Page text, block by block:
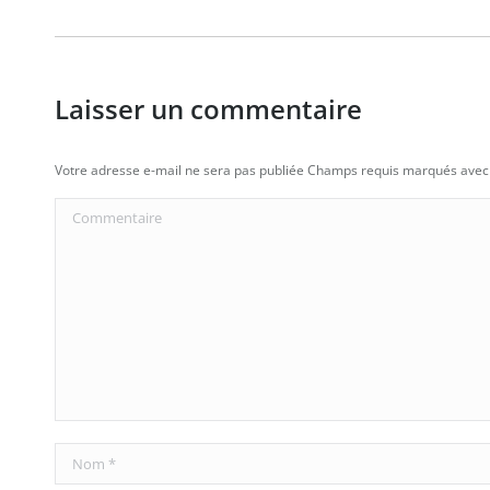
Laisser un commentaire
Votre adresse e-mail ne sera pas publiée Champs requis marqués
Commentaire
Nom *